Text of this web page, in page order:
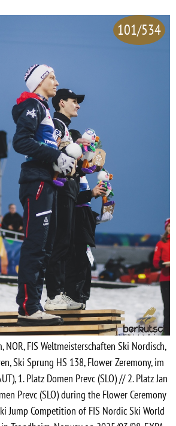
101/534
NOR, FIS Weltmeisterschaften Ski Nordisch,
Ski Sprung HS 138, Flower Zeremony, im
1. Platz Domen Prevc (SLO) // 2. Platz Jan
Prevc (SLO) during the Flower Ceremony
Jump Competition of FIS Nordic Ski World